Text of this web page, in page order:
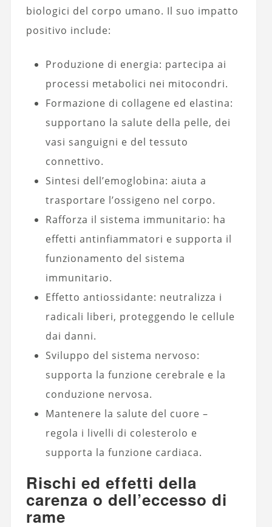
biologici del corpo umano. Il suo impatto
positivo include:
Produzione di energia: partecipa ai
processi metabolici nei mitocondri.
Formazione di collagene ed elastina:
supportano la salute della pelle, dei
vasi sanguigni e del tessuto
connettivo.
Sintesi dell’emoglobina: aiuta a
trasportare l’ossigeno nel corpo.
Rafforza il sistema immunitario: ha
effetti antinfiammatori e supporta il
funzionamento del sistema
immunitario.
Effetto antiossidante: neutralizza i
radicali liberi, proteggendo le cellule
dai danni.
Sviluppo del sistema nervoso:
supporta la funzione cerebrale e la
conduzione nervosa.
Mantenere la salute del cuore –
regola i livelli di colesterolo e
supporta la funzione cardiaca.
Rischi ed effetti della
carenza o dell’eccesso di
rame